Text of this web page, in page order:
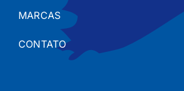
MARCAS
CONTATO